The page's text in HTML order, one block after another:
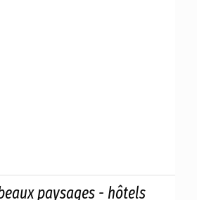
paysages - hôtels